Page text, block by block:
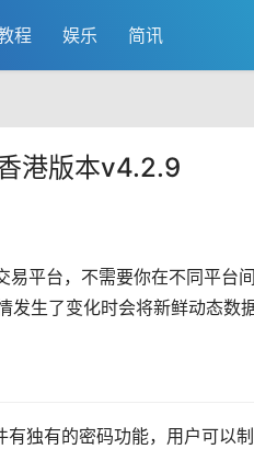
程 娱乐 简讯
港版本v4.2.9
易平台，不需要你在不同平台
发生了变化时会将新鲜动态数
独有的密码功能，用户可以